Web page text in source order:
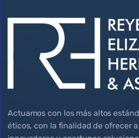
Actuamos con los más altos
éticos, con la finalidad de ofrecer